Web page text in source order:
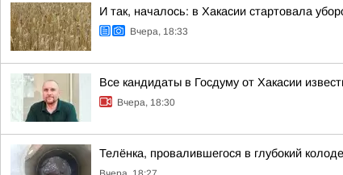
И так, началось: в Хакасии стартовала
Вчера, 18:33
Все кандидаты в Госдуму от Хакасии
Вчера, 18:30
Телёнка, провалившегося в глубокий